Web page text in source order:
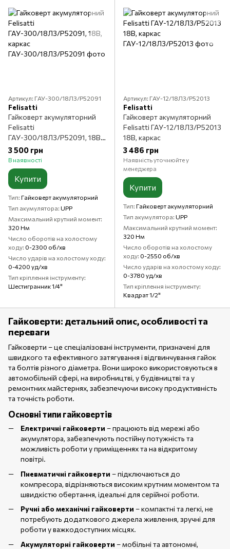
Артикул: ГАУ-300/18Л3/P52091
Felisatti
Гайковерт акумуляторний
Felisatti
ГАУ-300/18Л3/P52091, 18В,
каркас
3 500 грн
В наявності
Купити
Тип Гайковерт акумуляторний
Тип акумулятора UPP
Максимальний крутний момент
320 Нм
Число оборотів на холостому
ходу 0-2300 об/хв
Число ударів на холостому ходу
0-4200 уд/хв
Тип кріплення інструменту
Шестигранник 1/4"
Артикул: ГАУ-12/18Л3/P52013
Felisatti
Гайковерт акумуляторний
Felisatti ГАУ-12/18Л3/P52013
18В, каркас
3 486 грн
Наявність уточнюйте у
менеджера
Купити
Тип Гайковерт акумуляторний
Тип акумулятора UPP
Максимальний крутний момент
320 Нм
Число оборотів на холостому
ходу 0-2550 об/хв
Число ударів на холостому ходу
0-3780 уд/хв
Тип кріплення інструменту
Квадрат 1/2"
Гайковерти: детальний опис, особливості та
переваги
Гайковерти – це спеціалізовані інструменти, призначені для
швидкого та ефективного затягування і відгвинчування гайок
та болтів різного діаметра. Вони широко використовуються в
автомобільній сфері, на виробництві, у будівництві та у
ремонтних майстернях, забезпечуючи високу продуктивність
та точність роботи.
Основні типи гайковертів
Електричні гайковерти – працюють від мережі або
акумулятора, забезпечують постійну потужність та
можливість роботи у приміщеннях та на відкритому
повітрі.
Пневматичні гайковерти – підключаються до
компресора, відрізняються високим крутним моментом та
швидкістю обертання, ідеальні для серійної роботи.
Ручні або механічні гайковерти – компактні та легкі, не
потребують додаткового джерела живлення, зручні для
роботи у важкодоступних місцях.
Акумуляторні гайковерти – мобільні та автономні,